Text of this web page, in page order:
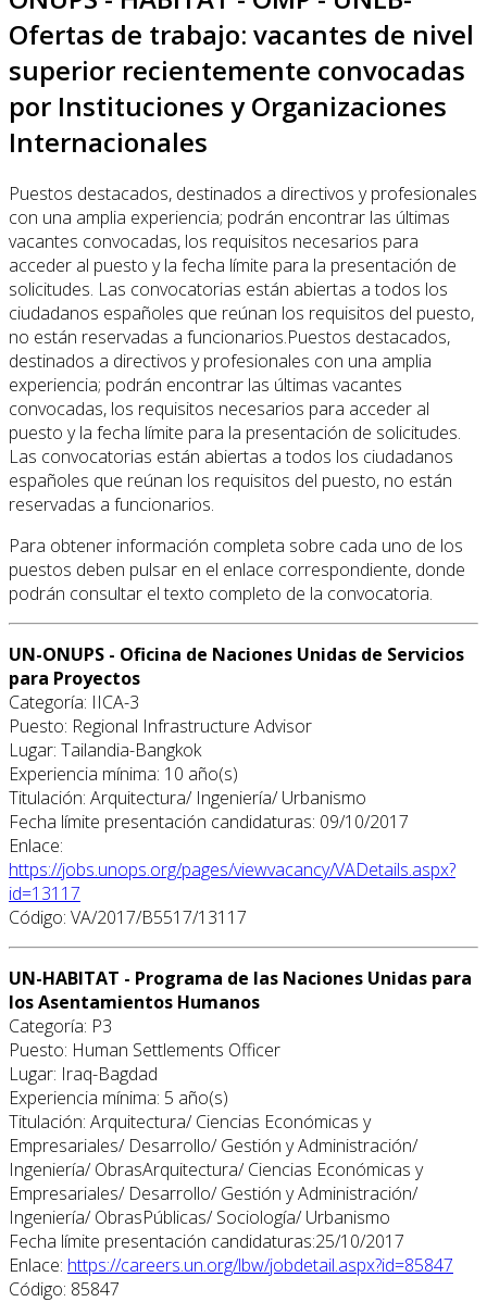
Ofertas de trabajo: vacantes de nivel
superior recientemente convocadas
por Instituciones y Organizaciones
Internacionales
Puestos destacados, destinados a directivos y profesionales
con una amplia experiencia; podrán encontrar las últimas
vacantes convocadas, los requisitos necesarios para
acceder al puesto y la fecha límite para la presentación de
solicitudes. Las convocatorias están abiertas a todos los
ciudadanos españoles que reúnan los requisitos del puesto,
no están reservadas a funcionarios.Puestos destacados,
destinados a directivos y profesionales con una amplia
experiencia; podrán encontrar las últimas vacantes
convocadas, los requisitos necesarios para acceder al
puesto y la fecha límite para la presentación de solicitudes.
Las convocatorias están abiertas a todos los ciudadanos
españoles que reúnan los requisitos del puesto, no están
reservadas a funcionarios.
Para obtener información completa sobre cada uno de los
puestos deben pulsar en el enlace correspondiente, donde
podrán consultar el texto completo de la convocatoria.
UN-ONUPS - Oficina de Naciones Unidas de Servicios
para Proyectos
Categoría: IICA-3
Puesto: Regional Infrastructure Advisor
Lugar: Tailandia-Bangkok
Experiencia mínima: 10 año(s)
Titulación: Arquitectura/ Ingeniería/ Urbanismo
Fecha límite presentación candidaturas: 09/10/2017
Enlace:
https://jobs.unops.org/pages/viewvacancy/VADetails.aspx?
id=13117
Código: VA/2017/B5517/13117
UN-HABITAT - Programa de las Naciones Unidas para
los Asentamientos Humanos
Categoría: P3
Puesto: Human Settlements Officer
Lugar: Iraq-Bagdad
Experiencia mínima: 5 año(s)
Titulación: Arquitectura/ Ciencias Económicas y
Empresariales/ Desarrollo/ Gestión y Administración/
Ingeniería/ ObrasArquitectura/ Ciencias Económicas y
Empresariales/ Desarrollo/ Gestión y Administración/
Ingeniería/ ObrasPúblicas/ Sociología/ Urbanismo
Fecha límite presentación candidaturas:25/10/2017
Enlace: https://careers.un.org/lbw/jobdetail.aspx?id=85847
Código: 85847